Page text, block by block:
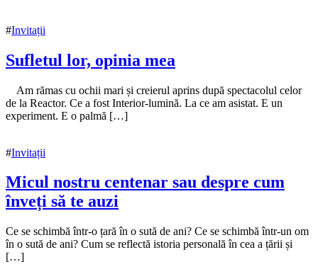
#Invitații
Sufletul lor, opinia mea
noiembrie
202115
Am rămas cu ochii mari și creierul aprins după spectacolul celor
de la Reactor. Ce a fost Interior-lumină. La ce am asistat. E un
experiment. E o palmă […]
#Invitații
Micul nostru centenar sau despre cum
înveți să te auzi
9
noiembrie
2020
Ce se schimbă într-o țară în o sută de ani? Ce se schimbă într-un om
în o sută de ani? Cum se reflectă istoria personală în cea a țării și
[…]